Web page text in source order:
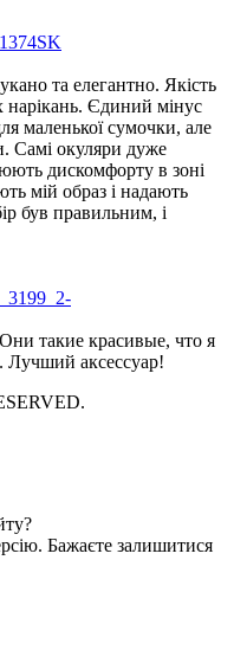
та елегантно. Якість
нарікань. Єдиний мінус
маленької сумочки, але
Самі окуляри дуже
дискомфорту в зоні
мій образ і надають
був правильним, і
такие красивые, что я
Лучший аксессуар!
Бажаєте залишитися